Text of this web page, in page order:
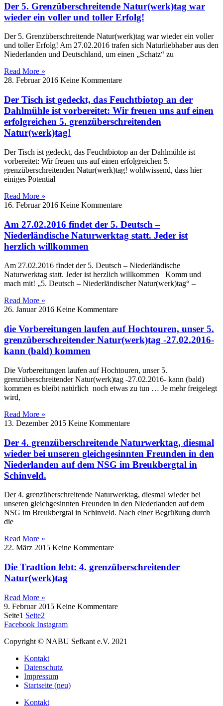
Der 5. Grenzüberschreitende Natur(werk)tag war
wieder ein voller und toller Erfolg!
Der 5. Grenzüberschreitende Natur(werk)tag war wieder ein voller
und toller Erfolg! Am 27.02.2016 trafen sich Naturliebhaber aus den
Niederlanden und Deutschland, um einen „Schatz“ zu
Read More »
28. Februar 2016 Keine Kommentare
Der Tisch ist gedeckt, das Feuchtbiotop an der
Dahlmühle ist vorbereitet: Wir freuen uns auf einen
erfolgreichen 5. grenzüberschreitenden
Natur(werk)tag!
Der Tisch ist gedeckt, das Feuchtbiotop an der Dahlmühle ist
vorbereitet: Wir freuen uns auf einen erfolgreichen 5.
grenzüberschreitenden Natur(werk)tag! wohlwissend, dass hier
einiges Potential
Read More »
16. Februar 2016 Keine Kommentare
Am 27.02.2016 findet der 5. Deutsch –
Niederländische Naturwerktag statt. Jeder ist
herzlich willkommen
Am 27.02.2016 findet der 5. Deutsch – Niederländische
Naturwerktag statt. Jeder ist herzlich willkommen Komm und
mach mit! „5. Deutsch – Niederländischer Natur(werk)tag“ –
Read More »
26. Januar 2016 Keine Kommentare
die Vorbereitungen laufen auf Hochtouren, unser 5.
grenzüberschreitender Natur(werk)tag -27.02.2016-
kann (bald) kommen
Die Vorbereitungen laufen auf Hochtouren, unser 5.
grenzüberschreitender Natur(werk)tag -27.02.2016- kann (bald)
kommen es bleibt natürlich noch etwas zu tun … Je mehr freigelegt
wird,
Read More »
13. Dezember 2015 Keine Kommentare
Der 4. grenzüberschreitende Naturwerktag, diesmal
wieder bei unseren gleichgesinnten Freunden in den
Niederlanden auf dem NSG im Breukbergtal in
Schinveld.
Der 4. grenzüberschreitende Naturwerktag, diesmal wieder bei
unseren gleichgesinnten Freunden in den Niederlanden auf dem
NSG im Breukbergtal in Schinveld. Nach einer Begrüßung durch
die
Read More »
22. März 2015 Keine Kommentare
Die Tradtion lebt: 4. grenzüberschreitender
Natur(werk)tag
Read More »
9. Februar 2015 Keine Kommentare
Seite1 Seite2
Facebook Instagram
Copyright © NABU Sefkant e.V. 2021
Kontakt
Datenschutz
Impressum
Startseite (neu)
Kontakt